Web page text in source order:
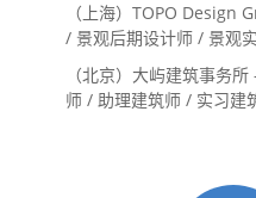
（上海）TOPO Design
/ 景观后期设计师 / 景观
（北京）大屿建筑事务
师 / 助理建筑师 / 实习建